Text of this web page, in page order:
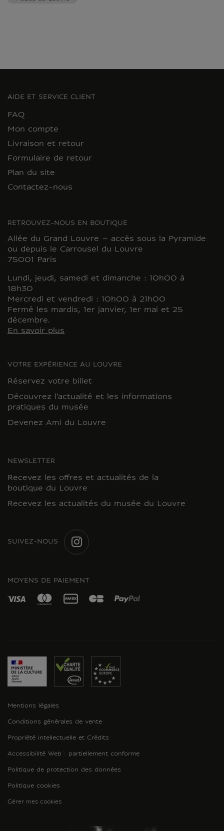
AIDE ET SERVICE CLIENT
FAQ
Mon compte
Livraison et retour
Formulaire de retour
Plan du site
Contactez-nous
RETROUVEZ-NOUS EN BOUTIQUE
Allée du Grand Louvre – accès sous la Pyramide
ou depuis le Carrousel du Louvre
75001 Paris
Lundi, jeudi, samedi et dimanche : 10h00 à
18h30
Mercredi et vendredi : 10h00 à 21h00
Fermé les mardis, 1er janvier, 1er mai et 25
décembre.
En savoir plus
VOTRE EXPÉRIENCE AU LOUVRE
Réservez votre billet
Découvrez l'actualité et les informations
pratiques du musée
Devenez Ami du Louvre
NEWSLETTER
Recevez les offres et actualités de la
boutique du Louvre
Recevez les actualités du musée du Louvre
SUIVEZ-NOUS
MOYENS DE PAIEMENT
Mentions légales
Conditions générales de vente
Propriété intellectuelle et Crédits
Accessibilité Web : partiellement conforme
Politique de protection des données
Politique cookies
Gérer mes cookies